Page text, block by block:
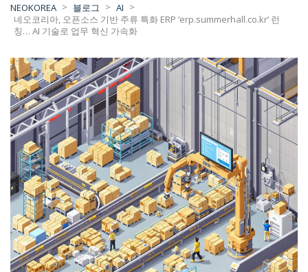
NEOKOREA > 블로그 > AI >
네오코리아, 오픈소스 기반 주류 특화 ERP ‘erp.summerhall.co.kr’ 런
칭… AI 기술로 업무 혁신 가속화